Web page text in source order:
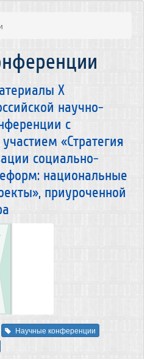
X
научно-
с
«Стратегия
социально-
национальные
приуроченной
Научные конференции